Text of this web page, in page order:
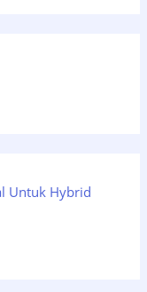
Untuk Hybrid